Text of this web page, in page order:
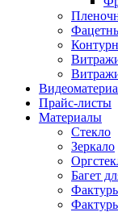
Прайс-листы
Материалы
Стекло
Зеркало
Багет